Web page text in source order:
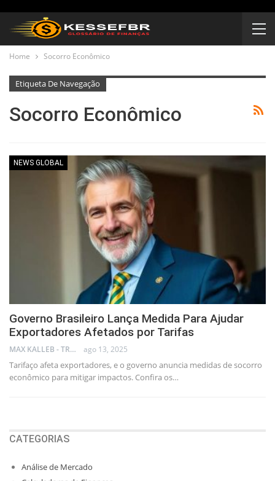
Home Socorro Econômico
Etiqueta De Navegação
Socorro Econômico
NEWS GLOBAL
Governo Brasileiro Lança Medida Para Ajudar
Exportadores Afetados por Tarifas
MAX KALLEB - TRADER ago 13, 2025
Tarifaço afeta exportadores, e o governo anuncia medidas de socorro
econômico para mitigar impactos. Confira os…
CATEGORIAS
Análise de Mercado